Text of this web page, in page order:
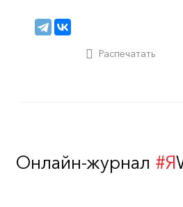
Распечатать
Онлайн-журнал #Я